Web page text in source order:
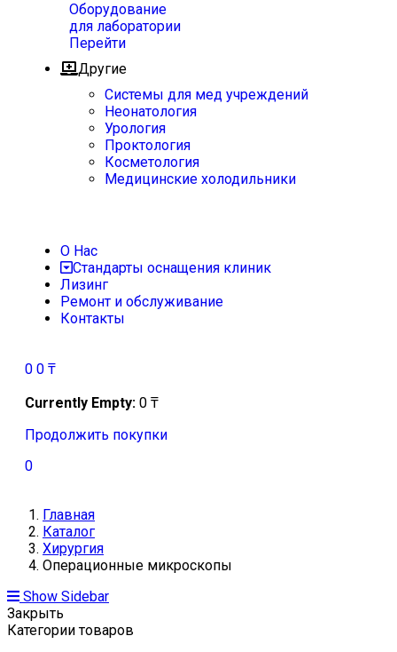
Оборудование
для лаборатории
Перейти
Другие
Системы для мед учреждений
Неонатология
Урология
Проктология
Косметология
Медицинские холодильники
О Нас
Стандарты оснащения клиник
Лизинг
Ремонт и обслуживание
Контакты
0 0 ₸
Currently Empty: 0 ₸
Продолжить покупки
0
Главная
Каталог
Хирургия
Операционные микроскопы
Show Sidebar
Закрыть
Категории товаров